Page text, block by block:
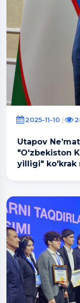
2025-11-10
Utapov
"O'zbekiston
yilligi" ko'krak